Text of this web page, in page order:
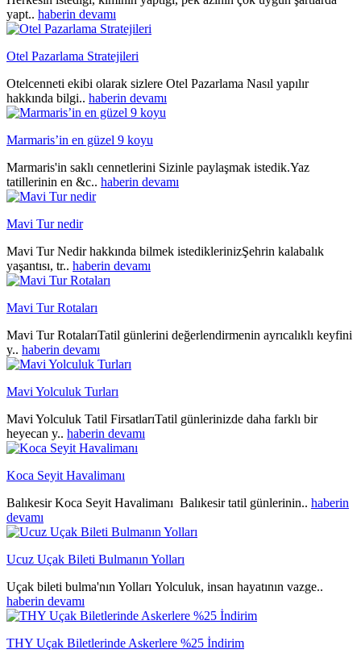
yapt.. haberin devamı
Otel Pazarlama Stratejileri
Otelcenneti ekibi olarak sizlere Otel Pazarlama Nasıl yapılır
hakkında bilgi.. haberin devamı
Marmaris’in en güzel 9 koyu
Marmaris'in saklı cennetlerini Sizinle paylaşmak istedik.Yaz
tatillerinin en &c.. haberin devamı
Mavi Tur nedir
Mavi Tur Nedir hakkında bilmek istediklerinizŞehrin kalabalık
yaşantısı, tr.. haberin devamı
Mavi Tur Rotaları
Mavi Tur RotalarıTatil günlerini değerlendirmenin ayrıcalıklı keyfini
y.. haberin devamı
Mavi Yolculuk Turları
Mavi Yolculuk Tatil FirsatlarıTatil günlerinizde daha farklı bir
heyecan y.. haberin devamı
Koca Seyit Havalimanı
Balıkesir Koca Seyit Havalimanı Balıkesir tatil günlerinin.. haberin
devamı
Ucuz Uçak Bileti Bulmanın Yolları
Uçak bileti bulma'nın Yolları Yolculuk, insan hayatının vazge..
haberin devamı
THY Uçak Biletlerinde Askerlere %25 İndirim